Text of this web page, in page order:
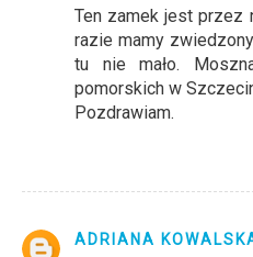
Ten zamek jest przez
razie mamy
tu nie mało.
pomorskich w
Pozdrawiam.
ADRIANA